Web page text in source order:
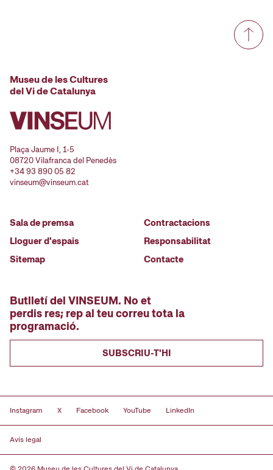
Museu de les Cultures
del Vi de Catalunya
Plaça Jaume I, 1-5
08720 Vilafranca del Penedès
+34 93 890 05 82
vinseum@vinseum.cat
Sala de premsa
Lloguer d'espais
Sitemap
Contractacions
Responsabilitat
Contacte
Butlletí del VINSEUM. No et
perdis res; rep al teu correu tota la
programació.
SUBSCRIU-T'HI
Instagram X Facebook YouTube LinkedIn
Avís legal